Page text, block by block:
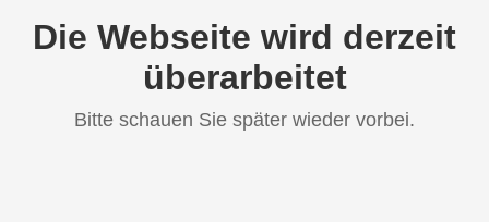
Die Webseite wird derzeit
überarbeitet
Bitte schauen Sie später wieder vorbei.